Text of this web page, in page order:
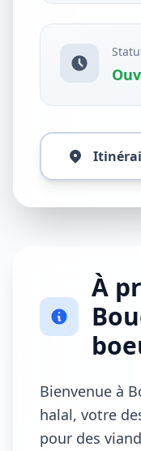
À
Bienvenue à
halal, votre
pour des